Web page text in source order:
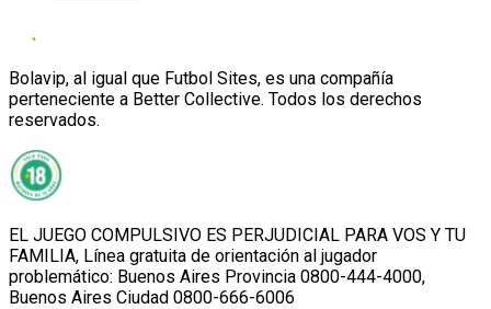
Bolavip, al igual que Futbol Sites, es una compañía
perteneciente a Better Collective. Todos los derechos
reservados.
EL JUEGO COMPULSIVO ES PERJUDICIAL PARA VOS Y TU
FAMILIA, Línea gratuita de orientación al jugador
problemático: Buenos Aires Provincia 0800-444-4000,
Buenos Aires Ciudad 0800-666-6006